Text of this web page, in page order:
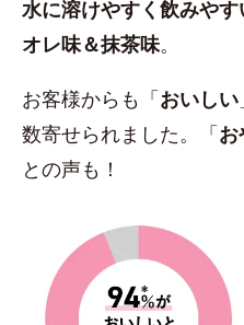
水に溶けやすく飲みや
オレ味＆抹茶味。
お客様からも「おいしい
数寄せられました。「
との声も！